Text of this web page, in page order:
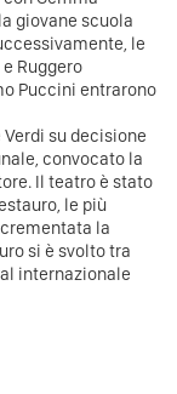
giovane scuola
le
Ruggero
Puccini entrarono
su decisione
convocato la
Il teatro è stato
le più
la
si è svolto tra
internazionale